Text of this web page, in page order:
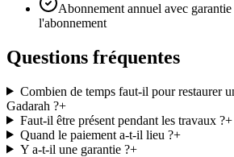
Abonnement annuel avec
l'abonnement
Questions fréquentes
Combien de temps faut-il pour restaurer
Gadarah ?+
Faut-il être présent pendant les travaux ?+
Quand le paiement a-t-il lieu ?+
Y a-t-il une garantie ?+